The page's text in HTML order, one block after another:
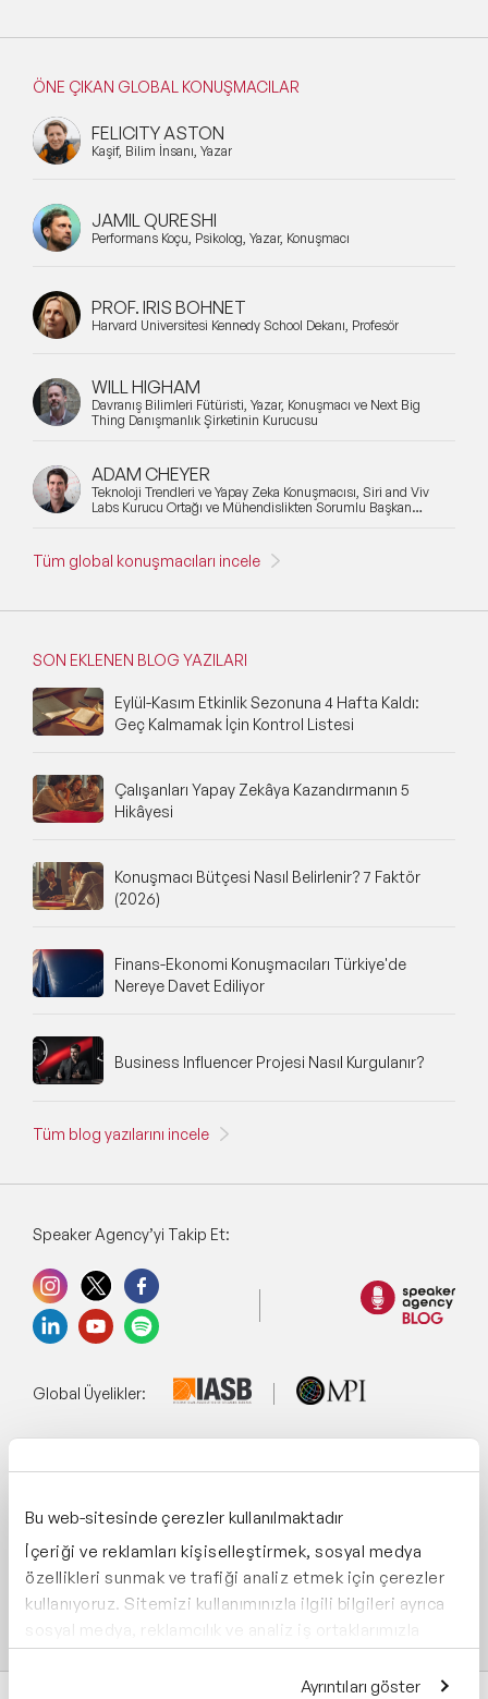
Bu web-sitesinde çerezler kullanılmaktadır
İçeriği ve reklamları kişiselleştirmek, sosyal medya
özellikleri sunmak ve trafiği analiz etmek için çerezler
kullanıyoruz. Sitemizi kullanımınızla ilgili bilgileri ayrıca
sosyal medya, reklamcılık ve analiz iş ortaklarımızla
paylaşabiliriz. İş ortaklarımız, bu bilgileri kendilerine
sağladığınız veya hizmetlerini kullanırken topladıkları
Ayrıntıları göster
ÖNE ÇIKAN GLOBAL KONUŞMACILAR
FELICITY ASTON
Kaşif, Bilim İnsanı, Yazar
JAMIL QURESHI
Performans Koçu, Psikolog, Yazar, Konuşmacı
PROF. IRIS BOHNET
Harvard Üniversitesi Kennedy School Dekanı, Profesör
WILL HIGHAM
Davranış Bilimleri Fütüristi, Yazar, Konuşmacı ve Next Big
Thing Danışmanlık Şirketinin Kurucusu
ADAM CHEYER
Teknoloji Trendleri ve Yapay Zeka Konuşmacısı, Siri and Viv
Labs Kurucu Ortağı ve Mühendislikten Sorumlu Başkan
Tüm global konuşmacıları incele
SON EKLENEN BLOG YAZILARI
Eylül-Kasım Etkinlik Sezonuna 4 Hafta Kaldı:
Geç Kalmamak İçin Kontrol Listesi
Çalışanları Yapay Zekâya Kazandırmanın 5
Hikâyesi
Konuşmacı Bütçesi Nasıl Belirlenir? 7 Faktör
(2026)
Finans-Ekonomi Konuşmacıları Türkiye'de
Nereye Davet Ediliyor
Business Influencer Projesi Nasıl Kurgulanır?
Tüm blog yazılarını incele
Speaker Agency’yi Takip Et:
Global Üyelikler:
Destekliyoruz: